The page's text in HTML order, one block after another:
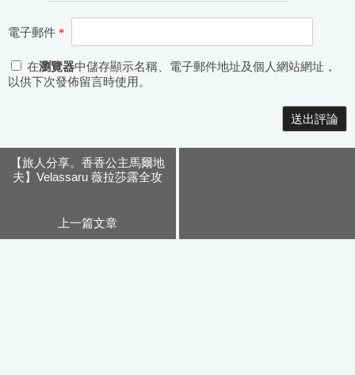
電子郵件 *
在瀏覽器中儲存顯示名稱、電子郵件地址及個人網站網址，
以供下次發佈留言時使用。
【旅人分享。香香公主馬爾地
夫】Velassaru 薇拉莎露全攻
上一篇文章